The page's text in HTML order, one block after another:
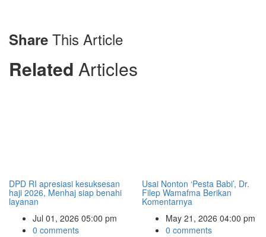
Share This Article
Related Articles
DPD RI apresiasi kesuksesan
haji 2026, Menhaj siap benahi
layanan
Jul 01, 2026 05:00 pm
0 comments
Usai Nonton ‘Pesta Babi’, Dr.
Filep Wamafma Berikan
Komentarnya
May 21, 2026 04:00 pm
0 comments